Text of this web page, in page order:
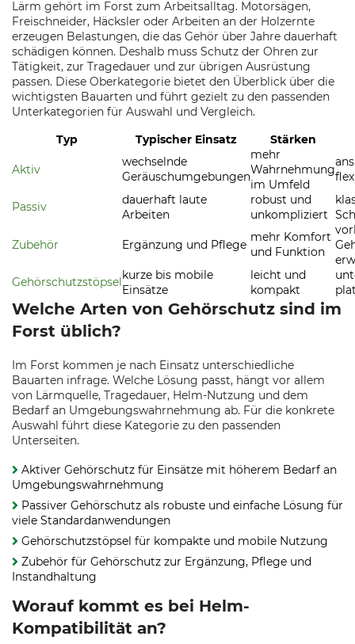
Lärm gehört im Forst zum Arbeitsalltag. Motorsägen,
Freischneider, Häcksler oder Arbeiten an der Holzernte
erzeugen Belastungen, die das Gehör über Jahre dauerhaft
schädigen können. Deshalb muss Schutz der Ohren zur
Tätigkeit, zur Tragedauer und zur übrigen Ausrüstung
passen. Diese Oberkategorie bietet den Überblick über die
wichtigsten Bauarten und führt gezielt zu den passenden
Unterkategorien für Auswahl und Vergleich.
Typ
Typischer Einsatz Stärken
Aktiv
wechselnde
Geräuschumgebungen
mehr
Wahrnehmung
im Umfeld
Passiv
dauerhaft laute
Arbeiten
robust und
unkompliziert
Zubehör Ergänzung und Pflege
mehr Komfort
und Funktion
Gehörschutzstöpselkurze bis mobile
Einsätze
leicht und
kompakt
Welche Arten von Gehörschutz sind im
Forst üblich?
Im Forst kommen je nach Einsatz unterschiedliche
Bauarten infrage. Welche Lösung passt, hängt vor allem
von Lärmquelle, Tragedauer, Helm-Nutzung und dem
Bedarf an Umgebungswahrnehmung ab. Für die konkrete
Auswahl führt diese Kategorie zu den passenden
Unterseiten.
Aktiver Gehörschutz für Einsätze mit höherem Bedarf an
Umgebungswahrnehmung
Passiver Gehörschutz als robuste und einfache Lösung für
viele Standardanwendungen
Gehörschutzstöpsel für kompakte und mobile Nutzung
Zubehör für Gehörschutz zur Ergänzung, Pflege und
Instandhaltung
Worauf kommt es bei Helm-
Kompatibilität an?